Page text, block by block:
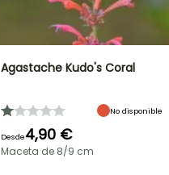
Agastache Kudo's Coral
No disponible
Desde4,90 €
Maceta de 8/9 cm